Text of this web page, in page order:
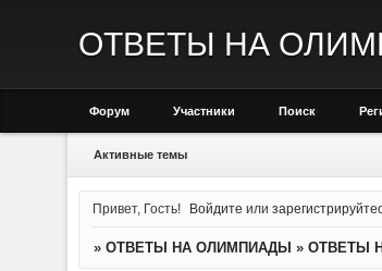
ОТВЕТЫ НА
Форум Участники Поиск
Активные темы
Привет, Гость! Войдите или
» ОТВЕТЫ НА ОЛИМПИАДЫ » ОТВЕТЫ